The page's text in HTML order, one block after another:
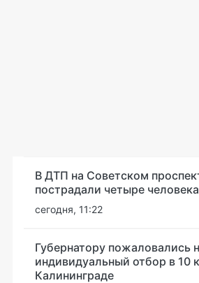
В ДТП на Советском
пострадали четыре
сегодня, 11:22
Губернатору пожаловались
индивидуальный отбор в 10
Калининграде